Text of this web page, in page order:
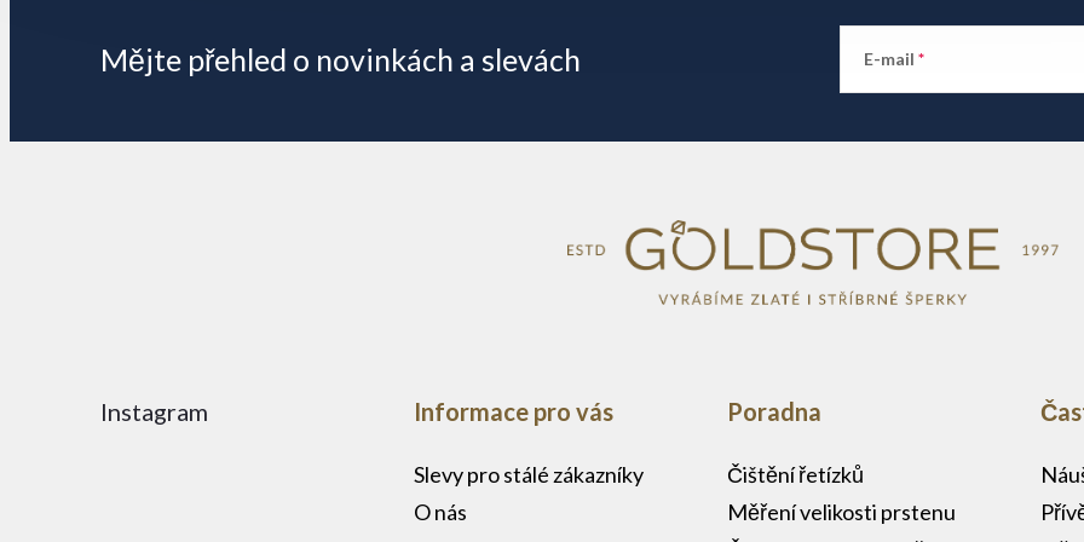
t
Mějte přehled o novinkách a slevách E-mail
Instagram Informace pro vás
Slevy pro stálé zákazníky
O nás
Poradna
Čištění řetízků
Měření velikosti prstenu